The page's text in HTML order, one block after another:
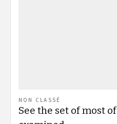
NON CLASSÉ
See the set of most